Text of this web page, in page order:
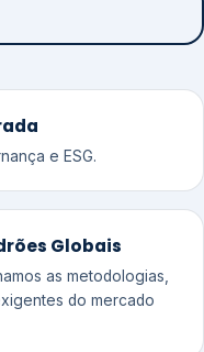
e ESG.
Globais
as metodologias,
do mercado